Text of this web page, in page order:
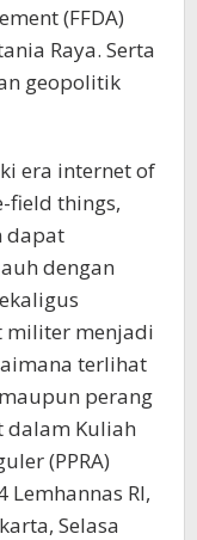
(FFDA)
Raya. Serta
geopolitik
era internet of
field things,
dapat
dengan
militer menjadi
terlihat
perang
dalam Kuliah
(PPRA)
Lemhannas RI,
Selasa